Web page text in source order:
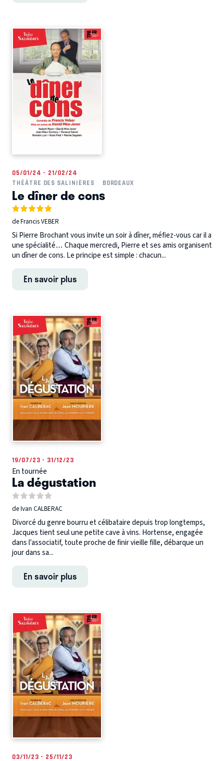
05/01/24 - 21/02/24
THÉÂTRE DES SALINIÈRES
BORDEAUX
Le dîner de cons
de Francis VEBER
Si Pierre Brochant vous invite un soir à dîner, méfiez-vous car il a
une spécialité… Chaque mercredi, Pierre et ses amis organisent
un dîner de cons. Le principe est simple : chacun...
En savoir plus
19/07/23 - 31/12/23
En tournée
La dégustation
de Ivan CALBERAC
Divorcé du genre bourru et célibataire depuis trop longtemps,
Jacques tient seul une petite cave à vins. Hortense, engagée
dans l’associatif, toute proche de finir vieille fille, débarque un
jour dans sa...
En savoir plus
03/11/23 - 25/11/23